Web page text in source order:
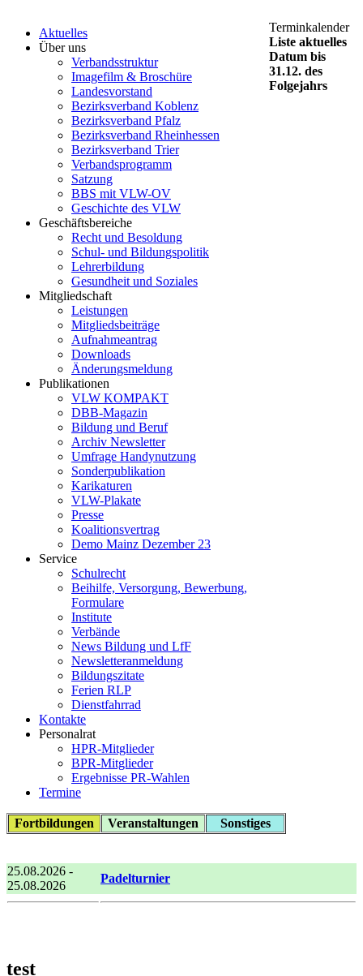
Aktuelles
Über uns
Verbandsstruktur
Imagefilm & Broschüre
Landesvorstand
Bezirksverband Koblenz
Bezirksverband Pfalz
Bezirksverband Rheinhessen
Bezirksverband Trier
Verbandsprogramm
Satzung
BBS mit VLW-OV
Geschichte des VLW
Geschäftsbereiche
Recht und Besoldung
Schul- und Bildungspolitik
Lehrerbildung
Gesundheit und Soziales
Mitgliedschaft
Leistungen
Mitgliedsbeiträge
Aufnahmeantrag
Downloads
Änderungsmeldung
Publikationen
VLW KOMPAKT
DBB-Magazin
Bildung und Beruf
Archiv Newsletter
Umfrage Handynutzung
Sonderpublikation
Karikaturen
VLW-Plakate
Presse
Koalitionsvertrag
Demo Mainz Dezember 23
Service
Schulrecht
Beihilfe, Versorgung, Bewerbung,
Formulare
Institute
Verbände
News Bildung und LfF
Newsletteranmeldung
Bildungszitate
Ferien RLP
Dienstfahrrad
Kontakte
Personalrat
HPR-Mitglieder
BPR-Mitglieder
Ergebnisse PR-Wahlen
Termine
Terminkalender
Liste aktuelles
Datum bis
31.12. des
Folgejahrs
Fortbildungen Veranstaltungen Sonstiges
25.08.2026 -
25.08.2026
Padelturnier
test